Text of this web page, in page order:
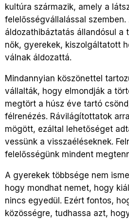
kultúra származik, amely a
felelősségvállalással
áldozathibáztatás állandósul a
nők, gyerekek, kiszolgáltatott
válnak áldozattá.
Mindannyian köszönettel
vállalták, hogy elmondják a
megtört a húsz éve tartó
félrenézés. Rávilágítottatok
mögött, ezáltal lehetőséget
vessünk a visszaéléseknek.
felelősségünk mindent
A gyerekek többsége nem
hogy mondhat nemet, hogy
nincs egyedül. Ezért fontos,
közösségre, tudhassa azt,